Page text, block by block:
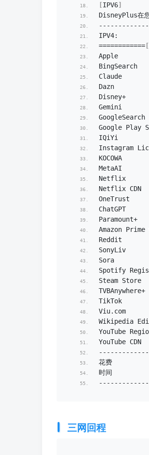
[IPV6]
DisneyPlus在
IPV4:
============ [
Claude
Gemini
Google
Instagram
KOCOWA
Netflix
Amazon
Reddit
Spotify
Viu. com
Wikipedia
YouTube
花费
时间
三网回程